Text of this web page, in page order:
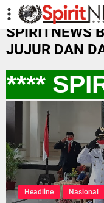
-->
SPIRITNEWS
JUJUR DAN
Headline Nasional